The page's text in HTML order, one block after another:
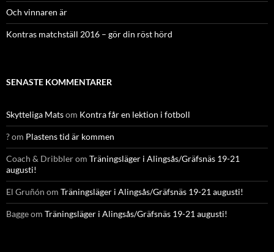
Och vinnaren är
Kontras matchställ 2016 – gör din röst hörd
SENASTE KOMMENTARER
Skytteliga Matsom Kontra får en lektion i fotboll
?om Plastens tid är kommen
Coach & Dribblerom Träningsläger i Alingsås/Gräfsnäs 19-21
augusti!
El Gruñón om Träningsläger i Alingsås/Gräfsnäs 19-21 augusti!
Baggeom Träningsläger i Alingsås/Gräfsnäs 19-21 augusti!